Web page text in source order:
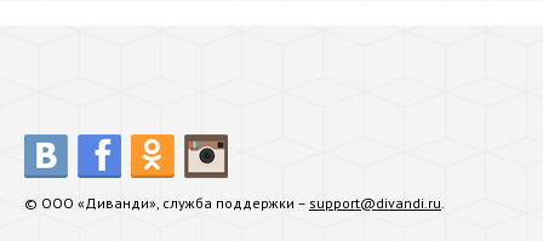
© ООО «Диванди», служба поддержки – support@divandi.ru.